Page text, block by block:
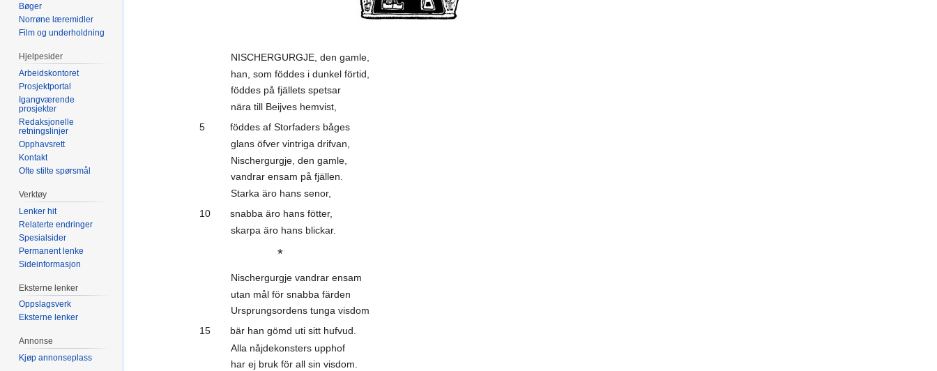
NISCHERGURGJE, den gamle,
han, som föddes i dunkel förtid,
föddes på fjällets spetsar
nära till Beijves hemvist,
5 föddes af Storfaders båges
glans öfver vintriga drifvan,
Nischergurgje, den gamle,
vandrar ensam på fjällen.
Starka äro hans senor,
10 snabba äro hans fötter,
skarpa äro hans blickar.
*
Nischergurgje vandrar ensam
utan mål för snabba färden
Ursprungsordens tunga visdom
15 bär han gömd uti sitt hufvud.
Alla nåjdekonsters upphof
har ej bruk för all sin visdom.
Bøger
Norrøne læremidler
Film og underholdning
Hjelpesider
Arbeidskontoret
Prosjektportal
Igangværende
prosjekter
Redaksjonelle
retningslinjer
Opphavsrett
Kontakt
Ofte stilte spørsmål
Verktøy
Lenker hit
Relaterte endringer
Spesialsider
Permanent lenke
Sideinformasjon
Eksterne lenker
Oppslagsverk
Eksterne lenker
Annonse
Kjøp annonseplass